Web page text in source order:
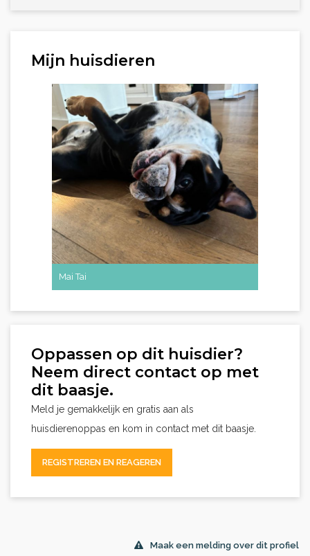
Mijn huisdieren
Mai Tai
Oppassen op dit huisdier?
Neem direct contact op met
dit baasje.
Meld je gemakkelijk en gratis aan als
huisdierenoppas en kom in contact met dit baasje.
REGISTREREN EN REAGEREN
Maak een melding over dit profiel